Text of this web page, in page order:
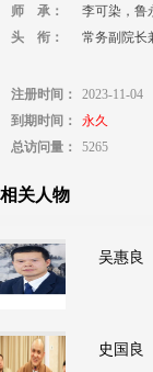
师 承：
李可染，鲁
头 衔：
常务副院长
注册时间：
2023-11-04
到期时间：
永久
总访问量：
5265
相关人物
吴惠良
史国良